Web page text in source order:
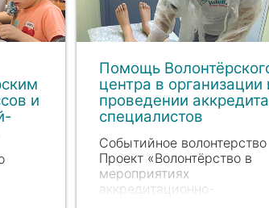
и
Помощь
центра в организации
проведении
специалистов
Событийное волонтерство
Проект «Волонтёрство в
мероприятиях
аккредитационно-